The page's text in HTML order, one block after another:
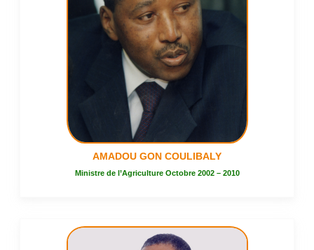
AMADOU GON COULIBALY
Ministre de l’Agriculture Octobre 2002 – 2010